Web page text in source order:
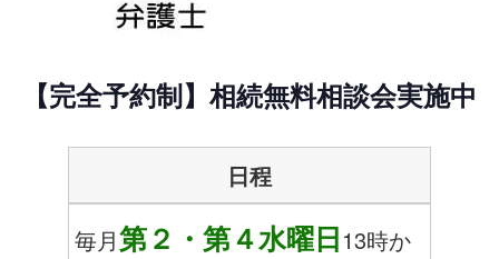
【完全予約制】相続無料相談会実施中
日程
毎月第２・第４水曜日13時か